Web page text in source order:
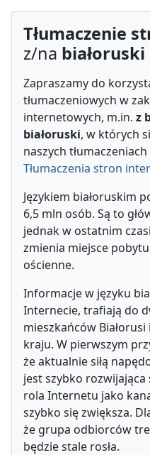
Tłumaczenie
z/na białoruski
Zapraszamy do
tłumaczeniowych w
internetowych, m.in. z
białoruski, w których
naszych
Tłumaczenia stron
Językiem białoruskim
6,5 mln osób. Są to
jednak w ostatnim
zmienia miejsce
ościenne.
Informacje w języku
Internecie, trafiają do
mieszkańców
kraju. W pierwszym
że aktualnie siłą
jest szybko rozwijająca
rola Internetu jako
szybko się zwiększa.
że grupa odbiorców
będzie stale rosła.